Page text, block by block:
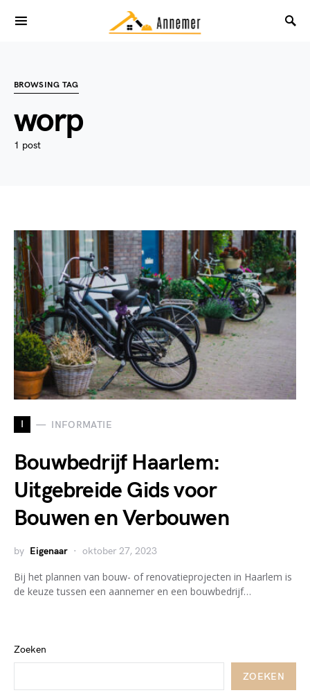
BROWSING TAG
worp
1 post
I INFORMATIE
Bouwbedrijf Haarlem:
Uitgebreide Gids voor
Bouwen en Verbouwen
by Eigenaar oktober 27, 2023
Bij het plannen van bouw- of renovatieprojecten in Haarlem is
de keuze tussen een aannemer en een bouwbedrijf…
Zoeken
ZOEKEN